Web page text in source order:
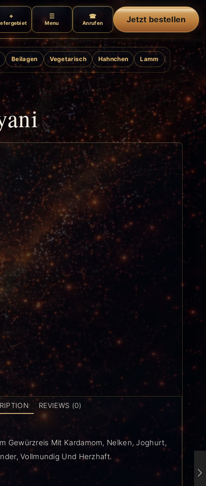
Menu Anrufen Jetzt bestellen
Beilagen Vegetarisch Hahnchen Lamm Ente
REVIEWS (0)
Gewürzreis Mit Kardamom, Nelken, Joghurt,
Vollmundig Und Herzhaft.